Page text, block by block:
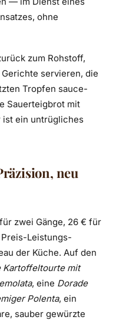
ohne
zum Rohstoff,
servieren, die
Tropfen sauce-
Sauerteigbrot mit
ein untrügliches
neu
zwei Gänge, 26 € für
Leistungs-
der Küche. Auf den
Kartoffeltourte mit
, eine Dorade
Polenta, ein
sauber gewürzte